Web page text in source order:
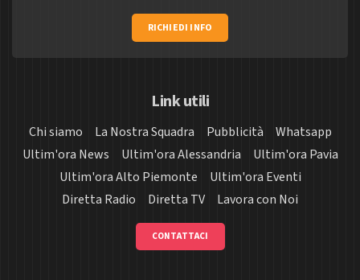
RICHIEDI INFO
Link utili
Chi siamo La Nostra Squadra Pubblicità
Whatsapp
Ultim'ora News
Ultim'ora Alessandria
Ultim'ora Pavia
Ultim'ora Alto Piemonte
Ultim'ora Eventi
Diretta Radio
Diretta TV Lavora con Noi
CONTATTACI